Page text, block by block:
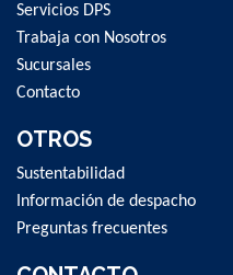
Servicios DPS
Trabaja con Nosotros
Sucursales
Contacto
OTROS
Sustentabilidad
Información de despacho
Preguntas frecuentes